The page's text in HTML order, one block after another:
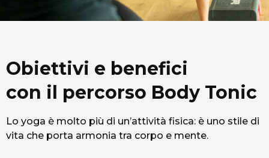
Obiettivi e benefici
con il percorso Body Tonic
Lo yoga è molto più di un’attività fisica: è uno stile di
vita che porta armonia tra corpo e mente.